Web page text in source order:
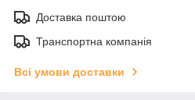
Доставка поштою
Транспортна компанія
Всі умови доставки